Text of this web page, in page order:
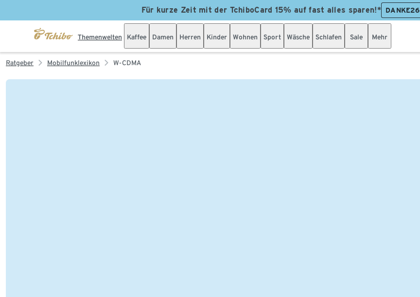
Für kurze Zeit mit der TchiboCard 15% auf fast alles sparen!* DANKE26
Themenwelten Kaffee Damen Herren Kinder Wohnen Sport Wäsche Schlafen Sale Mehr
Ratgeber Mobilfunklexikon W-CDMA